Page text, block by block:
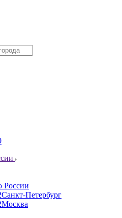
России
Санкт-Петербург
Москва